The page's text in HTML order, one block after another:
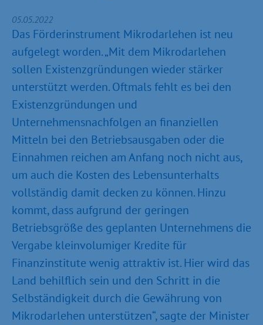
05.05.2022
Das Förderinstrument Mikrodarlehen ist neu
aufgelegt worden. „Mit dem Mikrodarlehen
sollen Existenzgründungen wieder stärker
unterstützt werden. Oftmals fehlt es bei den
Existenzgründungen und
Unternehmensnachfolgen an finanziellen
Mitteln bei den Betriebsausgaben oder die
Einnahmen reichen am Anfang noch nicht aus,
um auch die Kosten des Lebensunterhalts
vollständig damit decken zu können. Hinzu
kommt, dass aufgrund der geringen
Betriebsgröße des geplanten Unternehmens die
Vergabe kleinvolumiger Kredite für
Finanzinstitute wenig attraktiv ist. Hier wird das
Land behilflich sein und den Schritt in die
Selbständigkeit durch die Gewährung von
Mikrodarlehen unterstützen“, sagte der Minister